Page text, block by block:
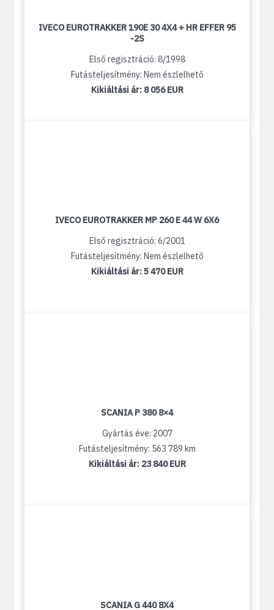
IVECO EUROTRAKKER 190E 30 4X4 + HR EFFER 95
-2S
Első regisztráció: 8/1998
Futásteljesítmény: Nem észlelhető
Kikiáltási ár: 8 056 EUR
IVECO EUROTRAKKER MP 260 E 44 W 6X6
Első regisztráció: 6/2001
Futásteljesítmény: Nem észlelhető
Kikiáltási ár:5 470 EUR
SCANIA P 380 8×4
Gyártás éve: 2007
Futásteljesítmény: 563 789 km
Kikiáltási ár: 23 840 EUR
SCANIA G 440 8X4